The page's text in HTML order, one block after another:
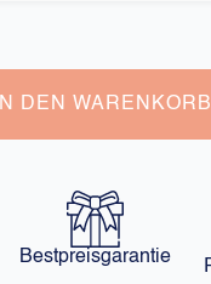
IN DEN WARENKORB
Bestpreisgarantie